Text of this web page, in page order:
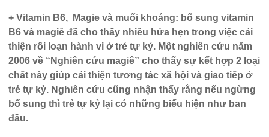
+ Vitamin B6, Magie và muối khoáng: bổ sung vitamin
B6 và magiê đã cho thấy nhiều hứa hẹn trong việc cải
thiện rối loạn hành vi ở trẻ tự kỷ. Một nghiên cứu năm
2006 về “Nghiên cứu magiê” cho thấy sự kết hợp 2 loại
chất này giúp cải thiện tương tác xã hội và giao tiếp ở
trẻ tự kỷ. Nghiên cứu cũng nhận thấy rằng nếu ngừng
bổ sung thì trẻ tự kỷ lại có những biểu hiện như ban
đầu.